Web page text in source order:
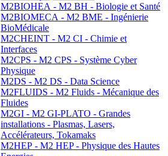
M2BIOHEA - M2 BH - Biologie et Santé
M2BIOMECA - M2 BME - Ingénierie
BioMédicale
M2CHEINT - M2 CI - Chimie et
Interfaces
M2CPS - M2 CPS - Système Cyber
Physique
M2DS - M2 DS - Data Science
M2FLUIDS - M2 Fluids - Mécanique des
Fluides
M2GI - M2 GI-PLATO - Grandes
installations - Plasmas, Lasers,
Accélérateurs, Tokamaks
M2HEP - M2 HEP - Physique des Hautes